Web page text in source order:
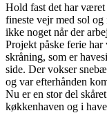
Hold fast det har
fineste vejr med sol
ikke noget når der
Projekt påske ferie
skråning, som er
side. Der vokser
og var efterhånden
Nu er en stor del
køkkenhaven og i